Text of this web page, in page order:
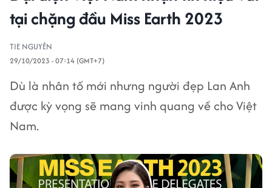
tại chặng đầu Miss Earth 2023
TIE NGUYÊN
29/10/2023 - 07:14 (GMT+7)
Dù là nhân tố mới nhưng người đẹp Lan Anh
được kỳ vọng sẽ mang vinh quang về cho Việt
Nam.